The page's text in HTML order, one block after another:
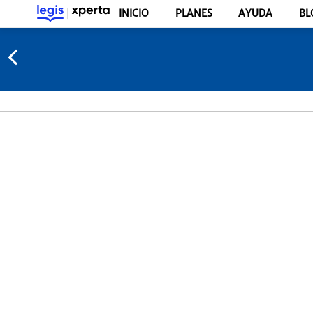
INICIO PLANES AYUDA